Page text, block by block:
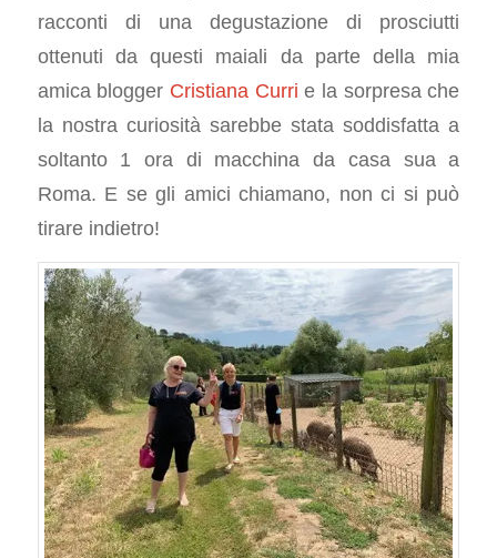
racconti di una degustazione di prosciutti
ottenuti da questi maiali da parte della mia
amica blogger Cristiana Curri e la sorpresa che
la nostra curiosità sarebbe stata soddisfatta a
soltanto 1 ora di macchina da casa sua a
Roma. E se gli amici chiamano, non ci si può
tirare indietro!